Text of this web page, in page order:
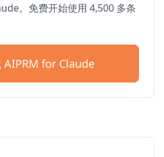
。免费开始使用 4,500 多条
AIPRM for Claude